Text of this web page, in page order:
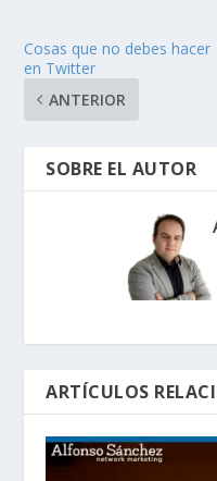
Cosas que no debes hacer
en Twitter
ANTERIOR
SOBRE EL AUTOR
ARTÍCULOS